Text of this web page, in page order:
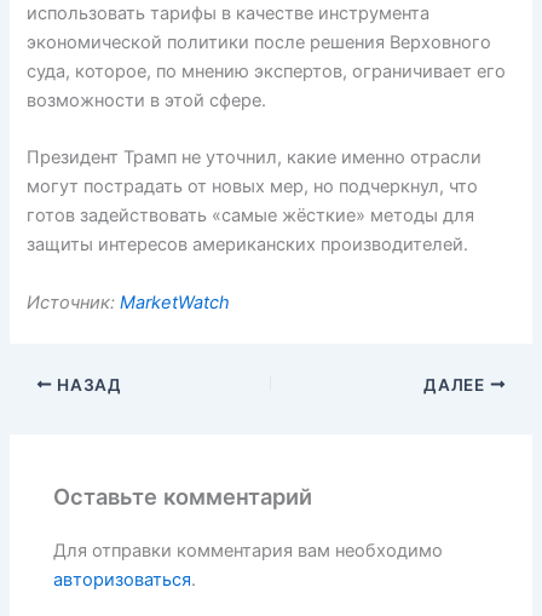
использовать тарифы в качестве инструмента
экономической политики после решения Верховного
суда, которое, по мнению экспертов, ограничивает его
возможности в этой сфере.
Президент Трамп не уточнил, какие именно отрасли
могут пострадать от новых мер, но подчеркнул, что
готов задействовать «самые жёсткие» методы для
защиты интересов американских производителей.
Источник:MarketWatch
НАЗАД ДАЛЕЕ
Оставьте комментарий
Для отправки комментария вам необходимо
авторизоваться.